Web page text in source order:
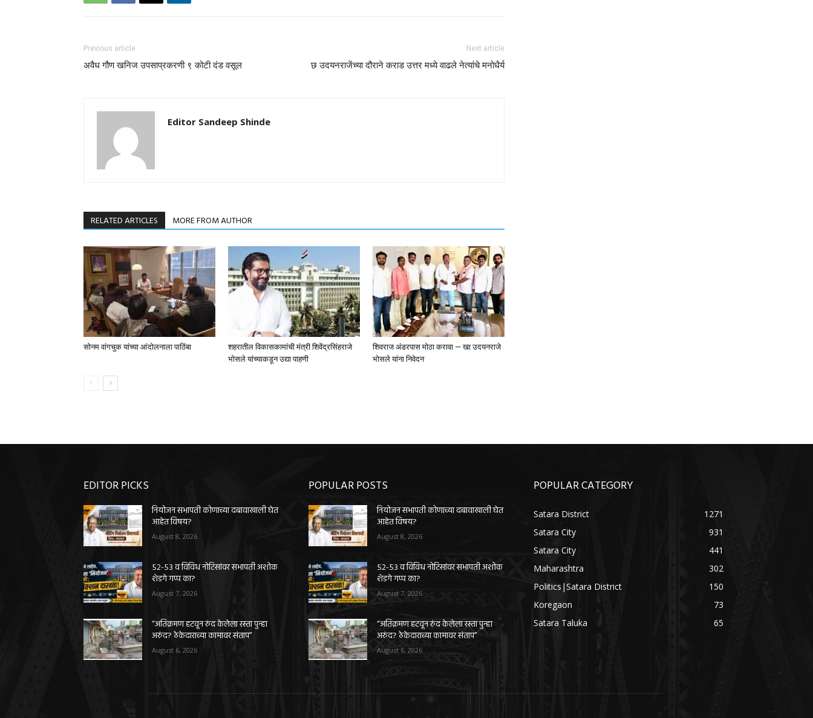
Previous article
अवैध गौण खनिज उपसाप्रकरणी ९ कोटी दंड वसूल
Next article
छ उदयनराजेंच्या दौराने कराड उत्तर मध्ये वाढले नेत्यांचे मनोधैर्य
Editor Sandeep Shinde
RELATED ARTICLES MORE FROM AUTHOR
सोनम वांगचुक यांच्या आंदोलनाला पाठिंबा
शहरातील विकासकामांची मंत्री शिवेंद्रसिंहराजे
भोसले यांच्याकडून उद्या पाहणी
शिवराज अंडरपास मोठा करावा — खा उदयनराजे
भोसले यांना निवेदन
EDITOR PICKS
नियोजन सभापती कोणाच्या दबावाखाली घेत
आहेत विषय?
August 8, 2026
५२-५३ व विविध नोटिसांवर सभापती अशोक
शेडगे गप्प का?
August 7, 2026
“अतिक्रमण हटवून रुंद केलेला रस्ता पुन्हा
अरुंद? ठेकेदाराच्या कामावर संताप”
August 6, 2026
POPULAR POSTS
नियोजन सभापती कोणाच्या दबावाखाली घेत
आहेत विषय?
August 8, 2026
५२-५३ व विविध नोटिसांवर सभापती अशोक
शेडगे गप्प का?
August 7, 2026
“अतिक्रमण हटवून रुंद केलेला रस्ता पुन्हा
अरुंद? ठेकेदाराच्या कामावर संताप”
August 6, 2026
POPULAR CATEGORY
Satara District
1271
Satara City
931
Satara City
441
Maharashtra
302
Politics|Satara District
150
Koregaon
73
Satara Taluka
65